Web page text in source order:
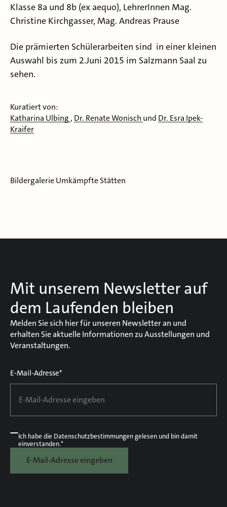
Klasse 8a und 8b (ex aequo), LehrerInnen Mag.
Christine Kirchgasser, Mag. Andreas Prause
Die prämierten Schülerarbeiten sind in einer kleinen
Auswahl bis zum 2.Juni 2015 im Salzmann Saal zu
sehen.
Kuratiert von:
Katharina Ulbing , Dr. Renate Wonisch und Dr. Esra Ipek-
Kraifer
Bildergalerie Umkämpfte Stätten
Mit unserem Newsletter auf
dem Laufenden bleiben
Melden Sie sich hier für unseren Newsletter an und
erhalten Sie aktuelle Informationen zu Ausstellungen und
Veranstaltungen.
E-Mail-Adresse*
Ich habe die Datenschutzbestimmungengelesen und bin damit
einverstanden.*
E-Mail-Adresse eingeben